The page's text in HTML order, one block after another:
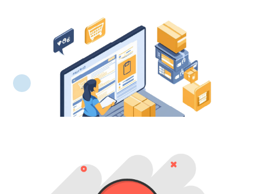
Onay Belgesi Yönetimi
Yetki ve karar aşamaları kayıt altına alınır, işlem
onaya hazır hale getirilir.